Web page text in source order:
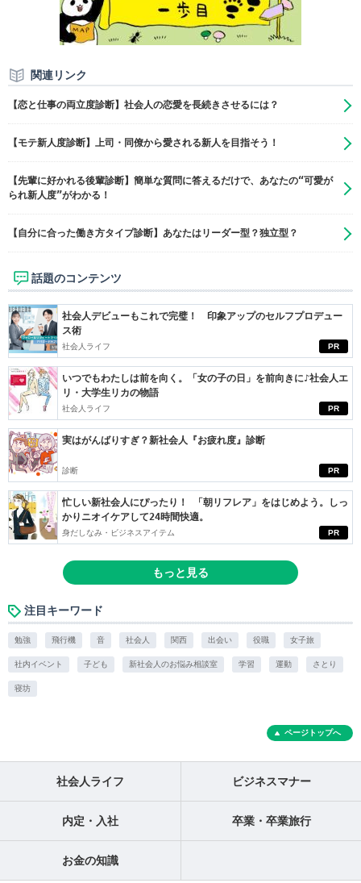
関連リンク
【恋と仕事の両立度診断】社会人の恋愛を長続きさせるには？
【モテ新人度診断】上司・同僚から愛される新人を目指そう！
【先輩に好かれる後輩診断】簡単な質問に答えるだけで、あなたの“可愛が
られ新人度”がわかる！
【自分に合った働き方タイプ診断】あなたはリーダー型？独立型？
話題のコンテンツ
PR
社会人デビューもこれで完璧！ 印象アップのセルフプロデュー
ス術
社会人ライフ
PR
いつでもわたしは前を向く。「女の子の日」を前向きに♪社会人エ
リ・大学生リカの物語
社会人ライフ
PR
実はがんばりすぎ？新社会人『お疲れ度』診断
診断
PR
忙しい新社会人にぴったり！ 「朝リフレア」をはじめよう。しっ
かりニオイケアして24時間快適。
身だしなみ・ビジネスアイテム
もっと見る
注目キーワード
勉強 飛行機 音 社会人 関西 出会い 役職 女子旅
社内イベント 子ども 新社会人のお悩み相談室 学習 運動 さとり
寝坊
ページトップへ
社会人ライフ ビジネスマナー
内定・入社 卒業・卒業旅行
お金の知識